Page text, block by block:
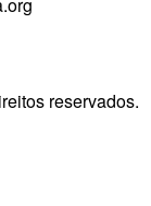
reservados.